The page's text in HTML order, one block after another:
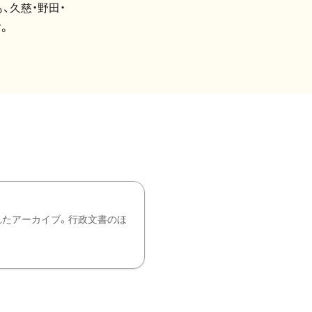
慈・野田・
アーカイブ。行政文書のほ